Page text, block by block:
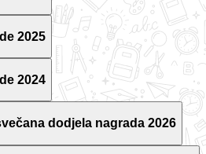
2025
2024
dodjela nagrada 2026